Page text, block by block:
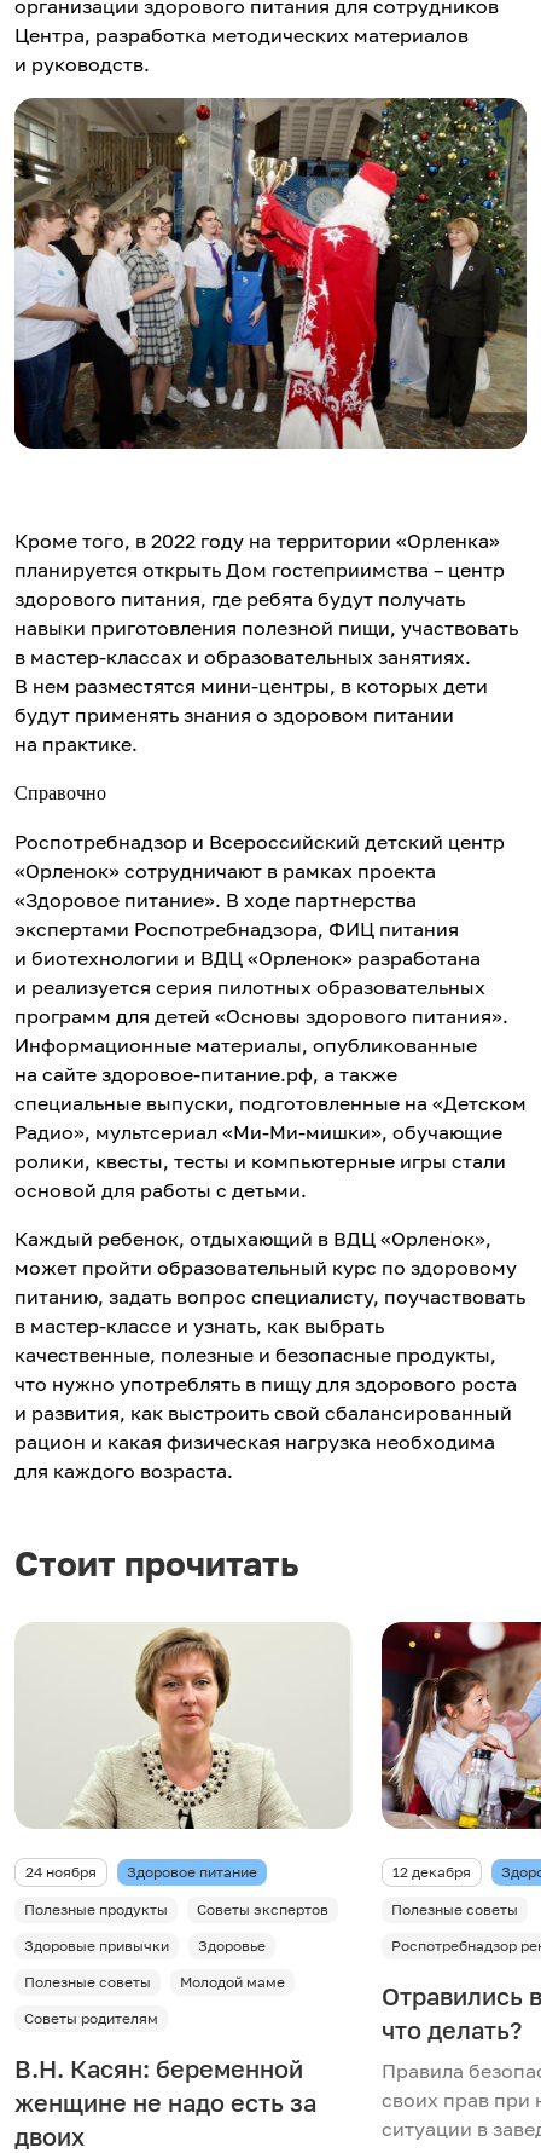
организации здорового питания для сотрудников
Центра, разработка методических материалов
и руководств.
Кроме того, в 2022 году на территории «Орленка»
планируется открыть Дом гостеприимства – центр
здорового питания, где ребята будут получать
навыки приготовления полезной пищи, участвовать
в мастер-классах и образовательных занятиях.
В нем разместятся мини-центры, в которых дети
будут применять знания о здоровом питании
на практике.
Справочно
Роспотребнадзор и Всероссийский детский центр
«Орленок» сотрудничают в рамках проекта
«Здоровое питание». В ходе партнерства
экспертами Роспотребнадзора, ФИЦ питания
и биотехнологии и ВДЦ «Орленок» разработана
и реализуется серия пилотных образовательных
программ для детей «Основы здорового питания».
Информационные материалы, опубликованные
на сайте здоровое-питание.рф, а также
специальные выпуски, подготовленные на «Детском
Радио», мультсериал «Ми-Ми-мишки», обучающие
ролики, квесты, тесты и компьютерные игры стали
основой для работы с детьми.
Каждый ребенок, отдыхающий в ВДЦ «Орленок»,
может пройти образовательный курс по здоровому
питанию, задать вопрос специалисту, поучаствовать
в мастер-классе и узнать, как выбрать
качественные, полезные и безопасные продукты,
что нужно употреблять в пищу для здорового роста
и развития, как выстроить свой сбалансированный
рацион и какая физическая нагрузка необходима
для каждого возраста.
Стоит прочитать
24 ноября Здоровое питание
Полезные продукты
Советы экспертов
Здоровые привычки
Здоровье
Полезные советы
Молодой маме
Советы родителям
В.Н. Касян: беременной
женщине не надо есть за
двоих
12 декабря
Полезные советы
Роспотребнадзор
Отравились
что делать?
Правила
своих прав при
ситуации в